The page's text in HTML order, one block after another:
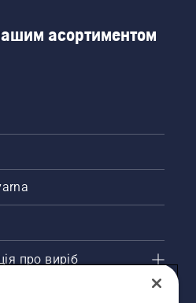
асортиментом
про виріб